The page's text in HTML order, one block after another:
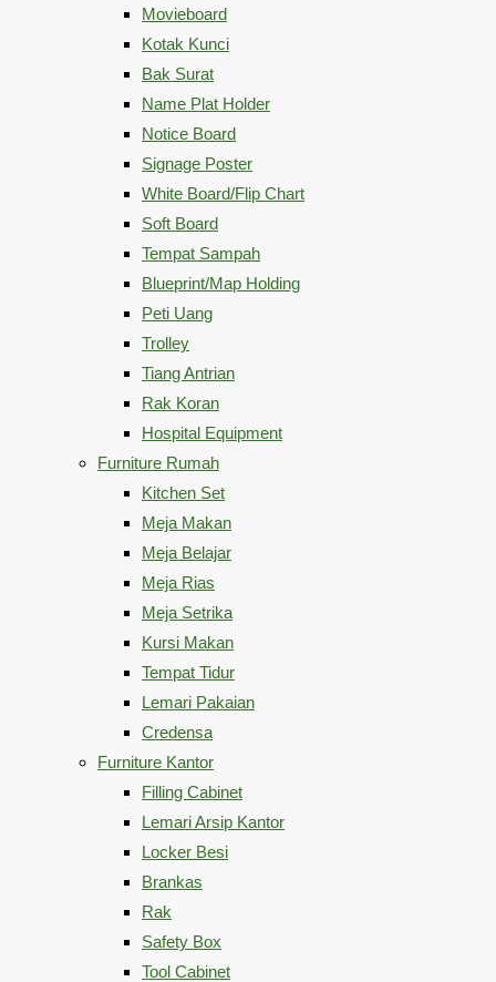
Movieboard
Kotak Kunci
Bak Surat
Name Plat Holder
Notice Board
Signage Poster
White Board/Flip Chart
Soft Board
Tempat Sampah
Blueprint/Map Holding
Peti Uang
Trolley
Tiang Antrian
Rak Koran
Hospital Equipment
Furniture Rumah
Kitchen Set
Meja Makan
Meja Belajar
Meja Rias
Meja Setrika
Kursi Makan
Tempat Tidur
Lemari Pakaian
Credensa
Furniture Kantor
Filling Cabinet
Lemari Arsip Kantor
Locker Besi
Brankas
Rak
Safety Box
Tool Cabinet